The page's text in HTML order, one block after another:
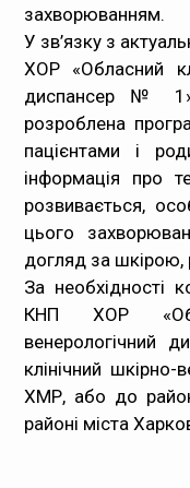
захворюванням.
У зв’язку з
ХОР «Обласний
диспансер № 1»
розроблена
пацієнтами і
інформація про
розвивається,
цього
догляд за шкірою,
За необхідності
КНП ХОР
венерологічний
клінічний
ХМР, або до
районі міста